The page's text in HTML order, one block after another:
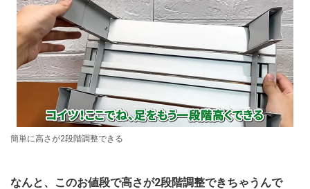
簡単に高さが2段階調整できる
なんと、このお値段で高さが2段階調整できちゃうんで